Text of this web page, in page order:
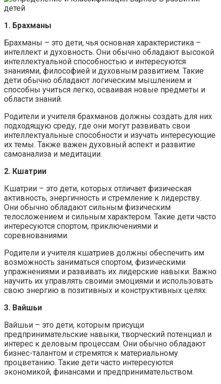
1. Брахманы
Брахманы – это дети, чья основная характеристика –
интеллект и духовность. Они обычно обладают высокой
интеллектуальной способностью и интересуются
знаниями, философией и духовным развитием. Такие
дети обычно обладают логическим мышлением и
способны учиться легко, осваивая новые предметы и
области знаний.
Родители и учителя брахманов должны создать для них
подходящую среду, где они могут развивать свои
интеллектуальные способности и изучать интересующие
их темы. Также важен духовный аспект и развитие
самоанализа и медитации.
2. Кшатрии
Кшатрии – это дети, которых отличает физическая
активность, энергичность и стремление к лидерству.
Они обычно обладают сильным физическим
телосложением и сильным характером. Такие дети часто
интересуются спортом, приключениями и
соревнованиями.
Родители и учителя кшатриев должны обеспечить им
возможность заниматься спортом, физическими
упражнениями и развивать их лидерские навыки. Важно
научить их управлять своими эмоциями и использовать
свою энергию в позитивных и конструктивных целях.
3. Вайшьи
Вайшьи – это дети, которым присущи
предпринимательские навыки, творческий потенциал и
интерес к деловым процессам. Они обычно обладают
бизнес-талантом и стремятся к материальному
процветанию. Такие дети часто интересуются
экономикой, финансами и предпринимательством.